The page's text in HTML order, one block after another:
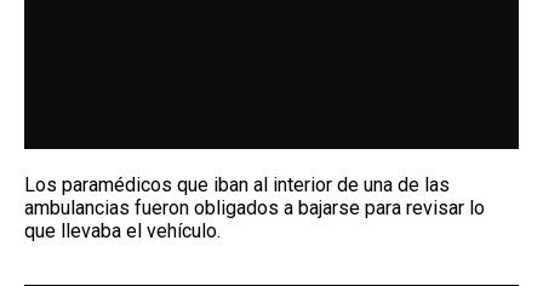
Los paramédicos que iban al interior de una de las
ambulancias fueron obligados a bajarse para revisar lo
que llevaba el vehículo.